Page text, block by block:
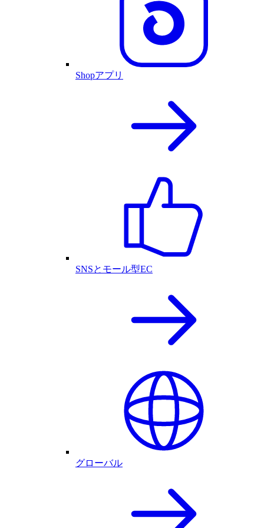
Shopアプリ
SNSとモール型EC
グローバル